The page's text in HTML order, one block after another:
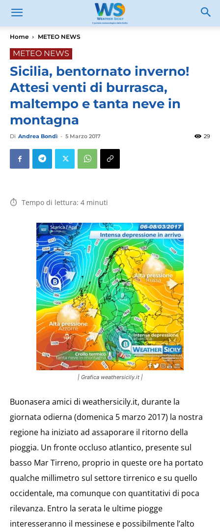
Home METEO NEWS
METEO NEWS
Sicilia, bentornato inverno!
Attesi venti di burrasca,
maltempo e tanta neve in
montagna
Di Andrea Bondì - 5 Marzo 2017 29
Tempo di lettura: 4 minuti
| Grafica weathersicily.it |
Buonasera amici di weathersicily.it, durante la
giornata odierna (domenica 5 marzo 2017) la nostra
regione ha iniziato ad assaporare il ritorno della
pioggia. Un fronte occluso atlantico, presente sul
basso Mar Tirreno, proprio in queste ore ha portato
qualche millimetro sul settore tirrenico e su quello
occidentale, ma comunque con quantitativi di poca
rilevanza. Entro la serata le ultime piogge
interesseranno il messinese e possibilmente l’alto